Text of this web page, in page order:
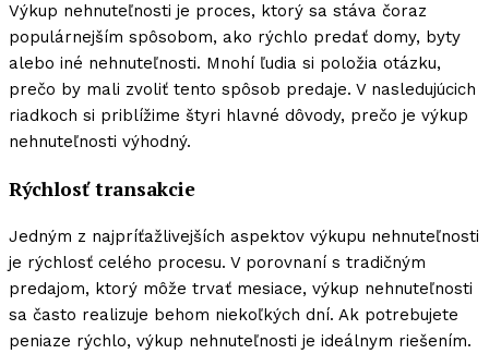
Výkup nehnuteľnosti je proces, ktorý sa stáva čoraz
populárnejším spôsobom, ako rýchlo predať domy, byty
alebo iné nehnuteľnosti. Mnohí ľudia si položia otázku,
prečo by mali zvoliť tento spôsob predaje. V nasledujúcich
riadkoch si priblížime štyri hlavné dôvody, prečo je výkup
nehnuteľnosti výhodný.
Rýchlosť transakcie
Jedným z najpríťažlivejších aspektov výkupu nehnuteľnosti
je rýchlosť celého procesu. V porovnaní s tradičným
predajom, ktorý môže trvať mesiace, výkup nehnuteľnosti
sa často realizuje behom niekoľkých dní. Ak potrebujete
peniaze rýchlo, výkup nehnuteľnosti je ideálnym riešením.